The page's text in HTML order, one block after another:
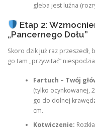
gleba jest luźna
Etap 2:
„Pancernego Dołu”
Skoro dzik już raz przeszedł,
go tam „przywitać”
Fartuch – Twój
(tylko ocynkowanej,
go do dolnej
cm.
Kotwiczenie: